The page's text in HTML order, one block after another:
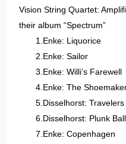
Vision String Quartet:
their album “Spectrum”
1.Enke: Liquorice
2.Enke: Sailor
3.Enke: Willi’s Farewell
4.Enke: The
5.Disselhorst: Travelers
6.Disselhorst: Plunk
7.Enke: Copenhagen